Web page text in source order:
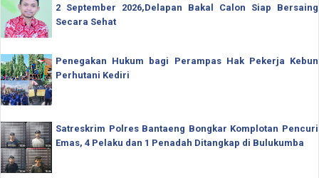
2 September 2026,Delapan Bakal Calon Siap Bersaing
Secara Sehat
Penegakan Hukum bagi Perampas Hak Pekerja Kebun
Perhutani Kediri
Satreskrim Polres Bantaeng Bongkar Komplotan Pencuri
Emas, 4 Pelaku dan 1 Penadah Ditangkap di Bulukumba